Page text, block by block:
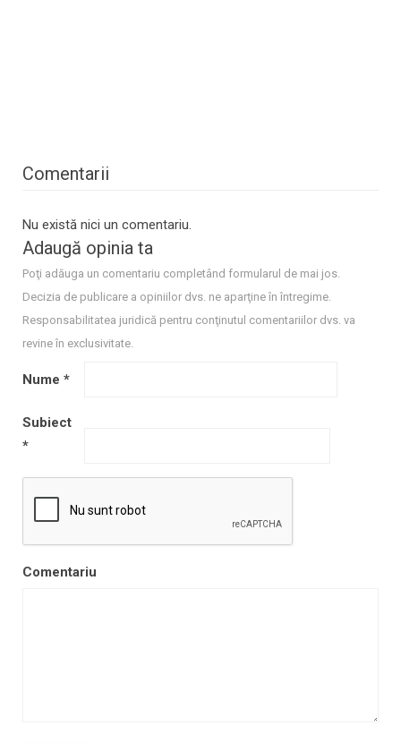
Comentarii
Nu există nici un comentariu.
Adaugă opinia ta
Poţi adăuga un comentariu completând formularul de mai jos.
Decizia de publicare a opiniilor dvs. ne aparţine în întregime.
Responsabilitatea juridică pentru conţinutul comentariilor dvs. va
revine în exclusivitate.
Nume *
Subiect
*
Comentariu